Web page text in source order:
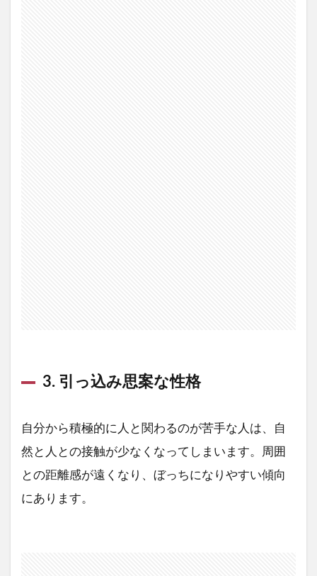
3. 引っ込み思案な性格
自分から積極的に人と関わるのが苦手な人は、自
然と人との接触が少なくなってしまいます。周囲
との距離感が遠くなり、ぼっちになりやすい傾向
にあります。